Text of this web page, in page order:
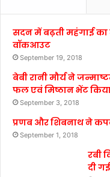
सदन में बढ़ती महंगाई का
वॉकआउट
September 19, 2018
बेबी रानी मौर्य ने
फल एवं मिष्ठान भेंट
September 3, 2018
प्रणब और शिबनाथ ने
September 1, 2018
रबी
दी